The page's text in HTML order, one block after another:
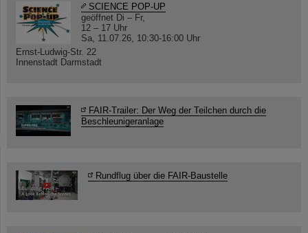
SCIENCE POP-UP
geöffnet Di – Fr,
12 – 17 Uhr
Sa, 11.07.26, 10:30-16:00 Uhr
Ernst-Ludwig-Str. 22
Innenstadt Darmstadt
FAIR-Trailer: Der Weg der Teilchen durch die
Beschleunigeranlage
Rundflug über die FAIR-Baustelle